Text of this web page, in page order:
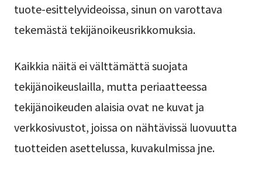
tuote-esittelyvideoissa, sinun on varottava
tekemästä tekijänoikeusrikkomuksia.
Kaikkia näitä ei välttämättä suojata
tekijänoikeuslailla, mutta periaatteessa
tekijänoikeuden alaisia ovat ne kuvat ja
verkkosivustot, joissa on nähtävissä luovuutta
tuotteiden asettelussa, kuvakulmissa jne.